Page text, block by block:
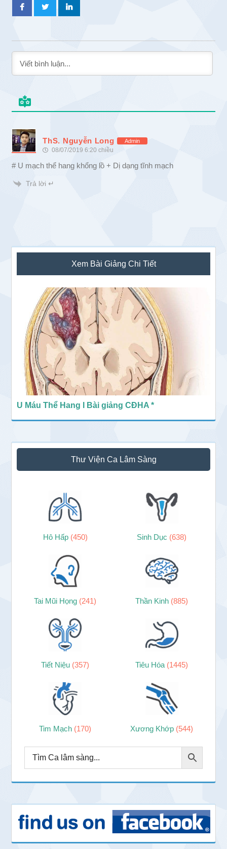
ThS. Nguyễn Long Admin
08/07/2019 6:20 chiều
# U mạch thể hang khổng lồ + Dị dạng tĩnh mạch
Trả lời ↵
Sidebar
chính
Xem Bài Giảng Chi Tiết
U Máu Thể Hang I Bài giảng CĐHA *
Thư Viện Ca Lâm Sàng
Hô Hấp (450) Sinh Dục (638)
Tai Mũi Họng (241) Thần Kinh (885)
Tiết Niệu (357) Tiêu Hóa (1445)
Tim Mạch (170) Xương Khớp (544)